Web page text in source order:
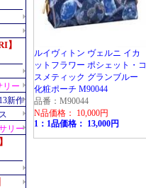
ルイヴィトン ヴェルニ イカ
ットフラワー ポシェット・コ
スメティック グランブルー
化粧ポーチ M90044
品番：M90044
N品価格： 10,000円
1：1品価格： 13,000円